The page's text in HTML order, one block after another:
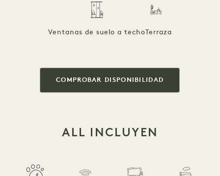
Ventanas de suelo a techoTerraza
COMPROBAR DISPONIBILIDAD
ALL INCLUYEN